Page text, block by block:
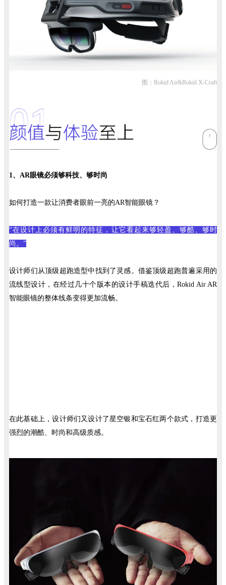
图：Rokid Air&Rokid X-Craft
1、AR眼镜必须够科技、够时尚
如何打造一款让消费者眼前一亮的AR智能眼镜？
“在设计上必须有鲜明的特征，让它看起来够轻盈、够酷、够时
尚。”
设计师们从顶级超跑造型中找到了灵感。借鉴顶级超跑普遍采用的
流线型设计，在经过几十个版本的设计手稿迭代后，Rokid Air AR
智能眼镜的整体线条变得更加流畅。
在此基础上，设计师们又设计了星空银和宝石红两个款式，打造更
强烈的潮酷、时尚和高级质感。